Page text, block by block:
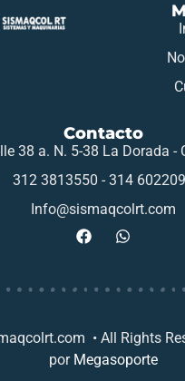
Contacto
38 a. N. 5-38 La Dorada -
312 3813550 - 314
Info@sismaqcolrt.com
• All Rights
por Megasoporte